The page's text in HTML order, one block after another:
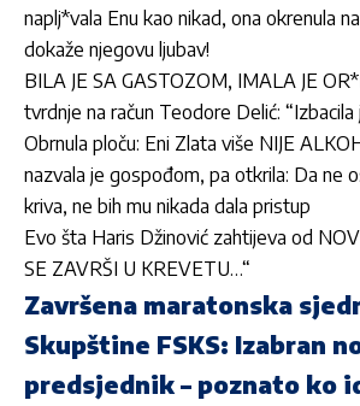
naplj*vala Enu kao nikad, ona okrenula
dokaže njegovu ljubav!
BILA JE SA GASTOZOM, IMALA JE
tvrdnje na račun Teodore Delić:
Obrnula ploču: Eni Zlata više NIJE
nazvala je gospođom, pa otkrila: Da ne
kriva, ne bih mu nikada dala pristup
Evo šta Haris Džinović zahtijeva od
SE ZAVRŠI U KREVETU…“
Završena maratonska
Skupštine FSKS: Izabran
predsjednik – poznato ko